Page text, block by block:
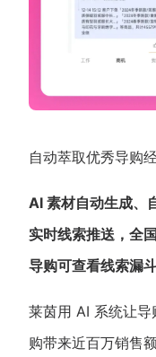
自动萃取优秀导购
AI 素材自动生成、
实时线索推送，全
导购可查看线索漏
莱茵用 AI 系统让导
购带来近百万销售